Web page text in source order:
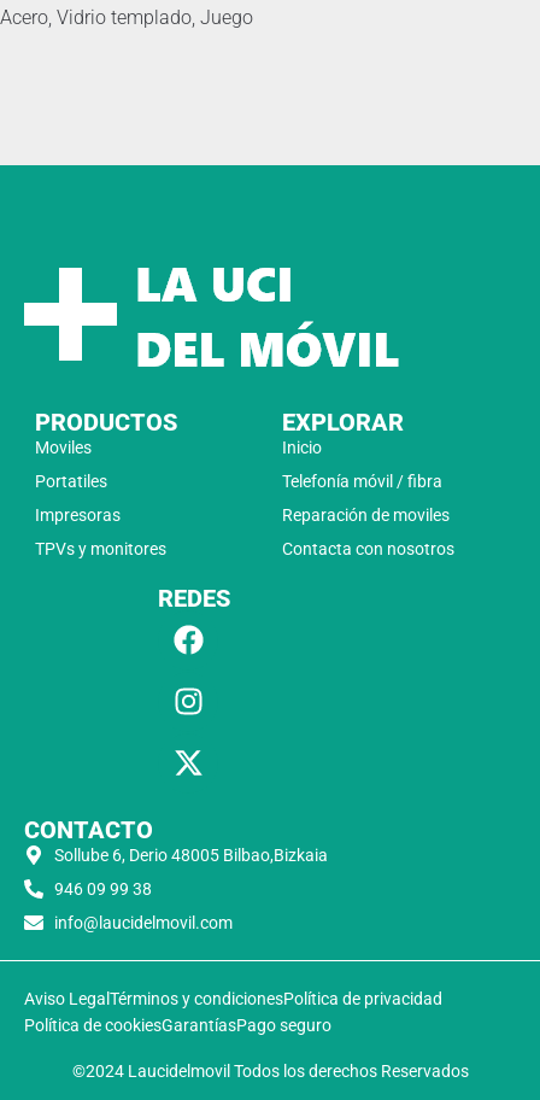
Acero, Vidrio templado, Juego
PRODUCTOS
Moviles
Portatiles
Impresoras
TPVs y monitores
EXPLORAR
Inicio
Telefonía móvil / fibra
Reparación de moviles
Contacta con nosotros
REDES
CONTACTO
Sollube 6, Derio 48005 Bilbao,Bizkaia
946 09 99 38
info@laucidelmovil.com
Aviso LegalTérminos y condicionesPolítica de privacidad
Política de cookiesGarantíasPago seguro
©2024 Laucidelmovil Todos los derechos Reservados